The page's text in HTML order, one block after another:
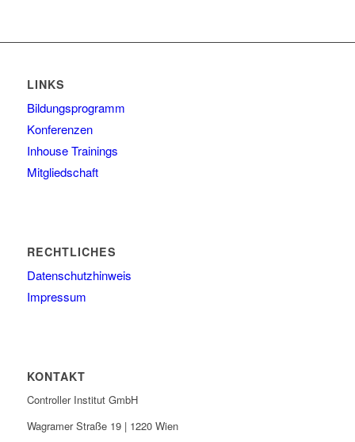
LINKS
Bildungsprogramm
Konferenzen
Inhouse Trainings
Mitgliedschaft
RECHTLICHES
Datenschutzhinweis
Impressum
KONTAKT
Controller Institut GmbH
Wagramer Straße 19 | 1220 Wien